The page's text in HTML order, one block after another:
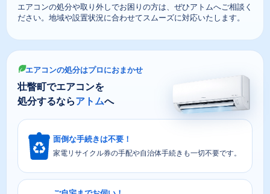
エアコンの処分や取り外しでお困りの方は、ぜひアトムへご相談く
ださい。地域や設置状況に合わせてスムーズに対応いたします。
エアコンの処分はプロにおまかせ
壮瞥町でエアコンを
処分するならアトムへ
面倒な手続きは不要！
家電リサイクル券の手配や自治体手続きも一切不要です。